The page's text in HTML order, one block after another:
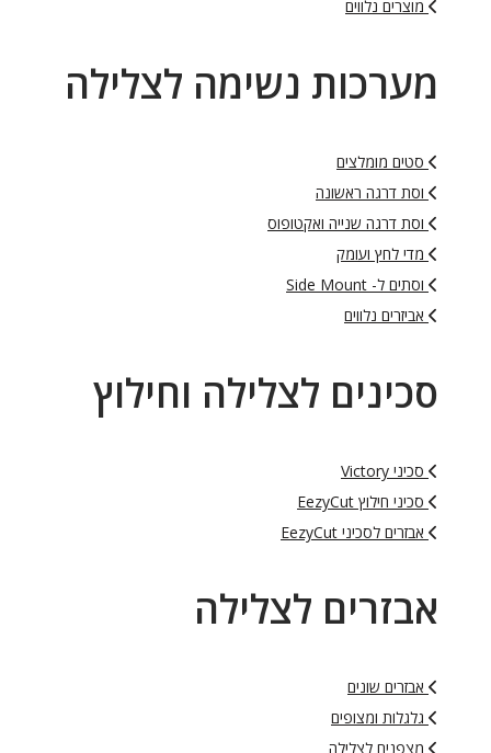
מוצרים נלווים
מערכות נשימה לצלילה
סטים מומלצים
וסת דרגה ראשונה
וסת דרגה שנייה ואקטופוס
מדי לחץ ועומק
וסתים ל- Side Mount
אביזרים נלווים
סכינים לצלילה וחילוץ
סכיני Victory
סכיני חילוץ EezyCut
אבזרים לסכיני EezyCut
אבזרים לצלילה
אבזרים שונים
גלגלות ומצופים
מצפנים לצלילה